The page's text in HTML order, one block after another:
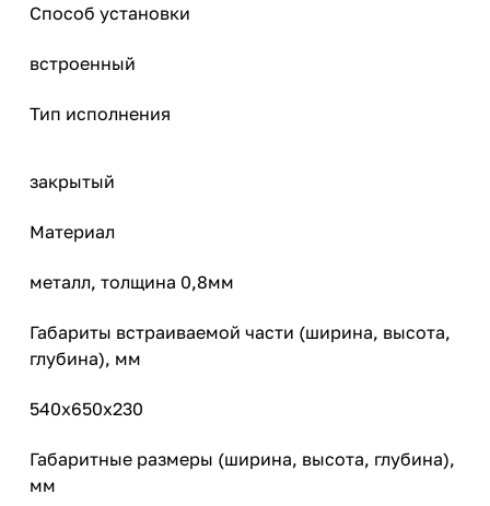
Способ установки
встроенный
Тип исполнения
закрытый
Материал
металл, толщина 0,8мм
Габариты встраиваемой части (ширина, высота,
глубина), мм
540х650х230
Габаритные размеры (ширина, высота, глубина),
мм